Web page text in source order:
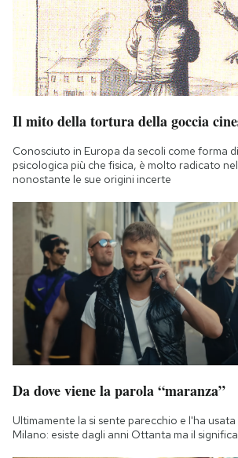
Il mito della tortura della goccia
Conosciuto in Europa da secoli come forma
psicologica più che fisica, è molto radicato
nonostante le sue origini incerte
Da dove viene la parola “maranza”
Ultimamente la si sente parecchio e l'ha
Milano: esiste dagli anni Ottanta ma il